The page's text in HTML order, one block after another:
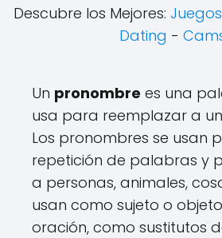
Descubre los Mejores:
Dating -
Un pronombre es una
usa para reemplazar a
Los pronombres se usan
repetición de palabras y
a personas, animales,
usan como sujeto o
oración, como sustitutos